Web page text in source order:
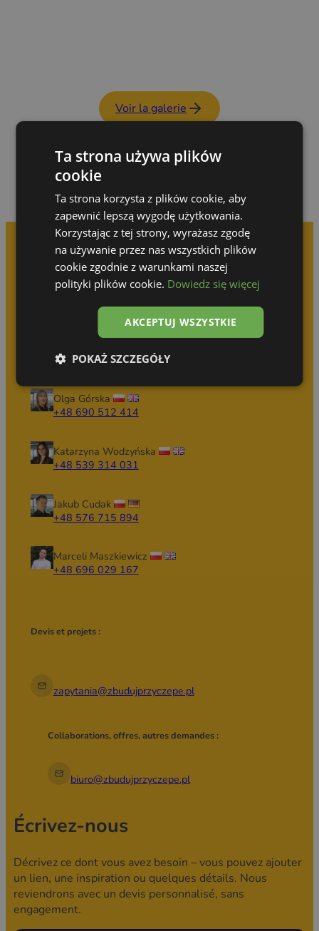
Voir la galerie
Prenez rendez-vous pour
une consultation gratuite
N’attendez pas que quelqu’un d’autre réalise
votre idée !
Olga Górska
+48 690 512 414
Katarzyna Wodzyńska
+48 539 314 031
Jakub Cudak
+48 576 715 894
Marceli Maszkiewicz
+48 696 029 167
Devis et projets :
zapytania@zbudujprzyczepe.pl
Collaborations, offres, autres demandes :
biuro@zbudujprzyczepe.pl
Écrivez-nous
Décrivez ce dont vous avez besoin – vous pouvez ajouter
un lien, une inspiration ou quelques détails. Nous
reviendrons avec un devis personnalisé, sans
engagement.
Ta strona używa plików
cookie
Ta strona korzysta z plików cookie, aby
zapewnić lepszą wygodę użytkowania.
Korzystając z tej strony, wyrażasz zgodę
na używanie przez nas wszystkich plików
cookie zgodnie z warunkami naszej
polityki plików cookie. Dowiedz się więcej
AKCEPTUJ WSZYSTKIE
POKAŻ SZCZEGÓŁY